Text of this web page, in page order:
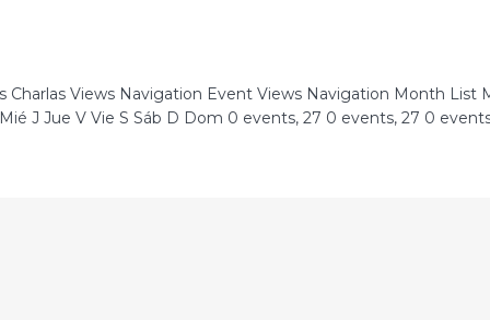
Charlas Views Navigation Event Views Navigation Month
J Jue V Vie S Sáb D Dom 0 events, 27 0 events, 27 0